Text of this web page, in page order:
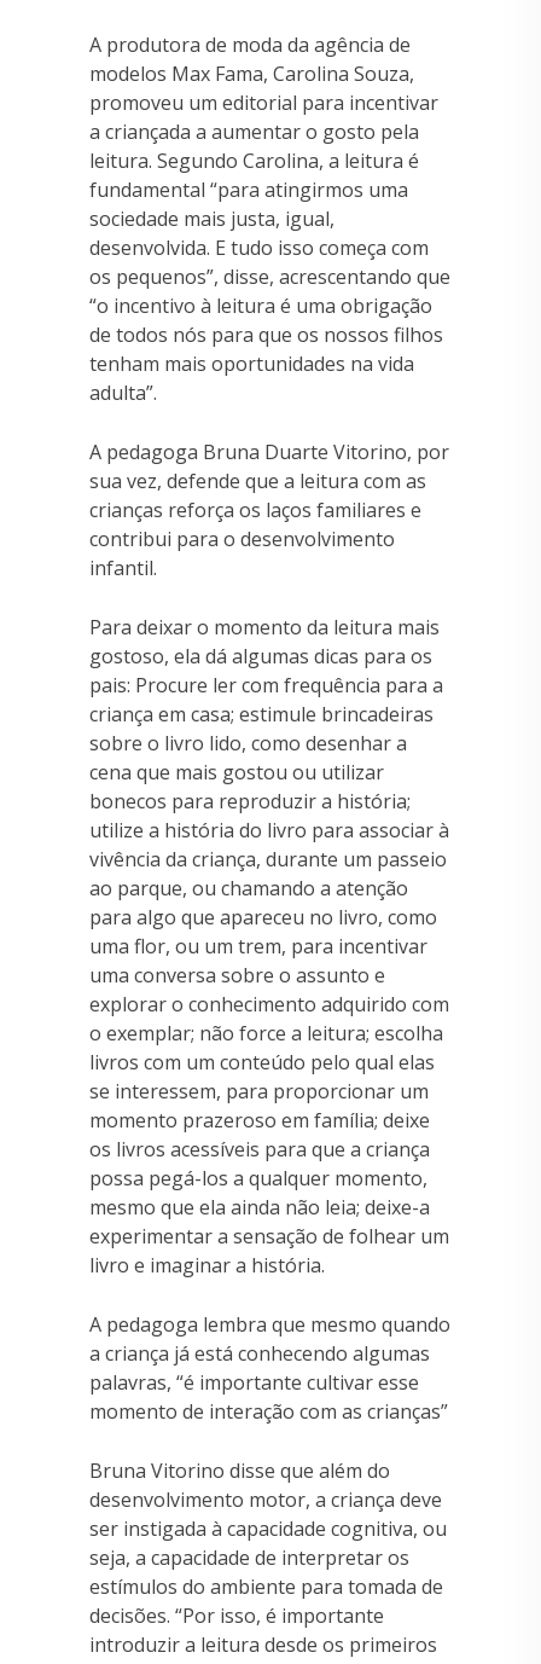
A produtora de moda da agência de
modelos Max Fama, Carolina Souza,
promoveu um editorial para incentivar
a criançada a aumentar o gosto pela
leitura. Segundo Carolina, a leitura é
fundamental “para atingirmos uma
sociedade mais justa, igual,
desenvolvida. E tudo isso começa com
os pequenos”, disse, acrescentando que
“o incentivo à leitura é uma obrigação
de todos nós para que os nossos filhos
tenham mais oportunidades na vida
adulta”.
A pedagoga Bruna Duarte Vitorino, por
sua vez, defende que a leitura com as
crianças reforça os laços familiares e
contribui para o desenvolvimento
infantil.
Para deixar o momento da leitura mais
gostoso, ela dá algumas dicas para os
pais: Procure ler com frequência para a
criança em casa; estimule brincadeiras
sobre o livro lido, como desenhar a
cena que mais gostou ou utilizar
bonecos para reproduzir a história;
utilize a história do livro para associar à
vivência da criança, durante um passeio
ao parque, ou chamando a atenção
para algo que apareceu no livro, como
uma flor, ou um trem, para incentivar
uma conversa sobre o assunto e
explorar o conhecimento adquirido com
o exemplar; não force a leitura; escolha
livros com um conteúdo pelo qual elas
se interessem, para proporcionar um
momento prazeroso em família; deixe
os livros acessíveis para que a criança
possa pegá-los a qualquer momento,
mesmo que ela ainda não leia; deixe-a
experimentar a sensação de folhear um
livro e imaginar a história.
A pedagoga lembra que mesmo quando
a criança já está conhecendo algumas
palavras, “é importante cultivar esse
momento de interação com as crianças”
Bruna Vitorino disse que além do
desenvolvimento motor, a criança deve
ser instigada à capacidade cognitiva, ou
seja, a capacidade de interpretar os
estímulos do ambiente para tomada de
decisões. “Por isso, é importante
introduzir a leitura desde os primeiros